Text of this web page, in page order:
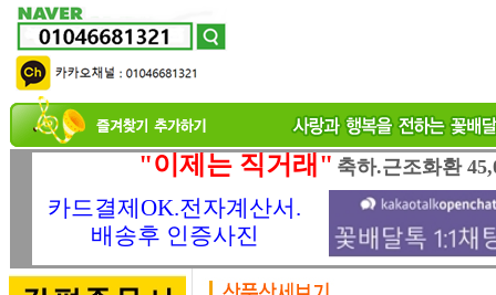
"이제는 직거래" 축하.근조화환
카드결제OK.전자계산서.
배송후 인증사진